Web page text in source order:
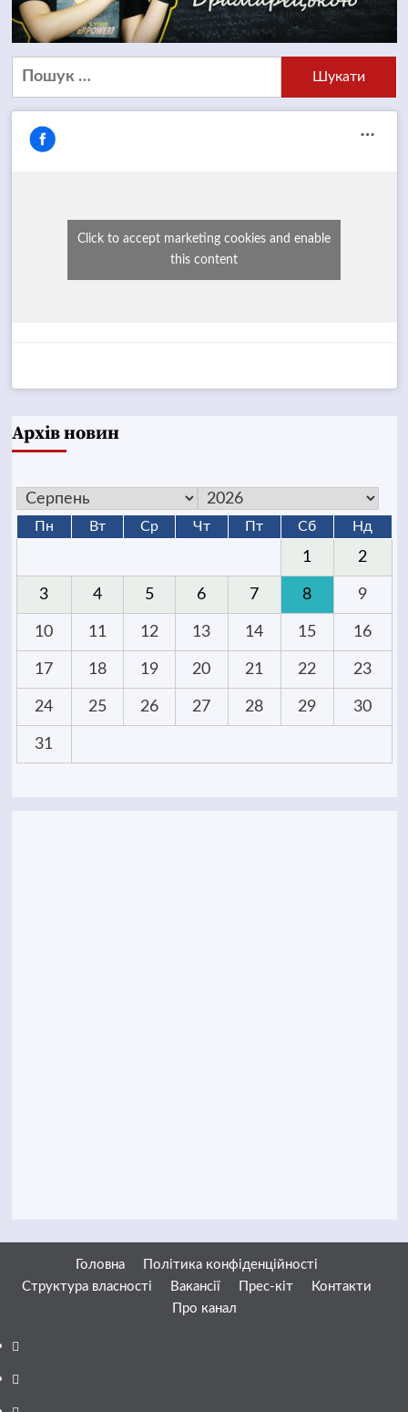
Пошук:
Click to accept marketing cookies and enable
this content
Архів новин
Пн Вт Ср Чт Пт Сб Нд
1 2
3 4 5 6 7 8 9
10 11 12 13 14 15 16
17 18 19 20 21 22 23
24 25 26 27 28 29 30
31
Головна
Політика конфіденційності
Структура власності
Вакансії Прес-кіт
Контакти
Про канал
Facebook
YouTube